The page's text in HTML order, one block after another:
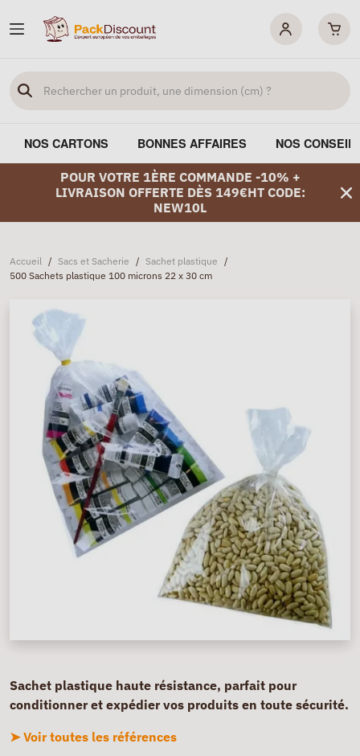
NOS CARTONS BONNES AFFAIRES NOS
POUR VOTRE 1ÈRE COMMANDE -10% +
LIVRAISON OFFERTE DÈS 149€HT CODE:
NEW10L
Accueil / Sacs et Sacherie / Sachet plastique /
500 Sachets plastique 100 microns 22 x 30 cm
Sachet plastique haute résistance, parfait pour
conditionner et expédier vos produits en toute sécurité.
➤ Voir toutes les références